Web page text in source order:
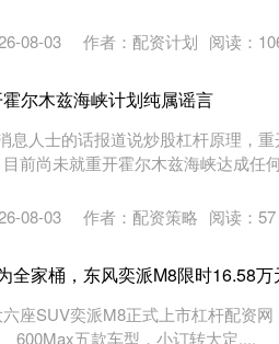
08-03 作者：配资计划 阅读：
尔木兹海峡计划纯属谣言
息人士的话报道说炒股杠杆原理，
前尚未就重开霍尔木兹海峡达成任
08-03 作者：配资策略 阅读： 57
全家桶，东风奕派M8限时16.58万
座SUV奕派M8正式上市杠杆配资网
600Max五款车型，小订转大定....